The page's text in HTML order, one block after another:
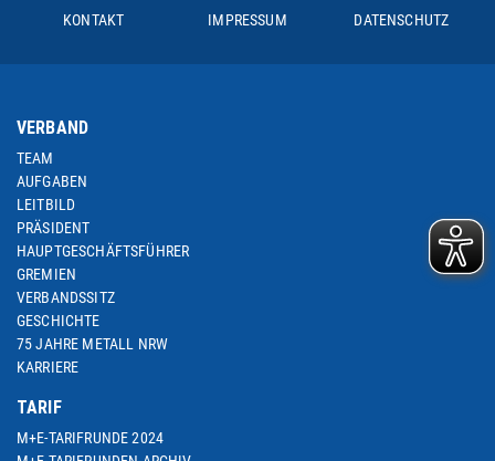
KONTAKT IMPRESSUM DATENSCHUTZ
VERBAND
TEAM
AUFGABEN
LEITBILD
PRÄSIDENT
HAUPTGESCHÄFTSFÜHRER
GREMIEN
VERBANDSSITZ
GESCHICHTE
75 JAHRE METALL NRW
KARRIERE
TARIF
M+E-TARIFRUNDE 2024